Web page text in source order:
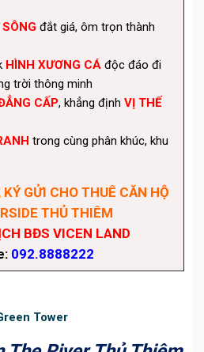
đắt giá, ôm trọn thành
HÌNH XƯƠNG CÁ độc đáo đi
trời thông minh
CẤP, khẳng định VỊ THẾ
trong cùng phân khúc, khu
GỬI CHO THUÊ CĂN HỘ
THỦ THIÊM
BĐS VICEN LAND
092.8888222
Tower